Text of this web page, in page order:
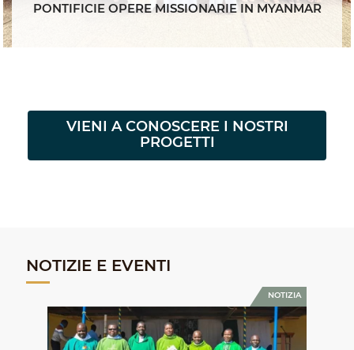
PONTIFICIE OPERE MISSIONARIE IN MYANMAR
VIENI A CONOSCERE I NOSTRI
PROGETTI
NOTIZIE E EVENTI
NOTIZIA